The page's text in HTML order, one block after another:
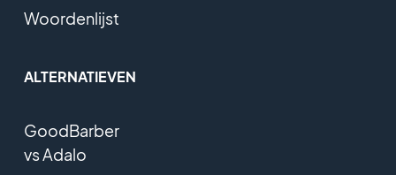
Woordenlijst
ALTERNATIEVEN
GoodBarber
vs Adalo